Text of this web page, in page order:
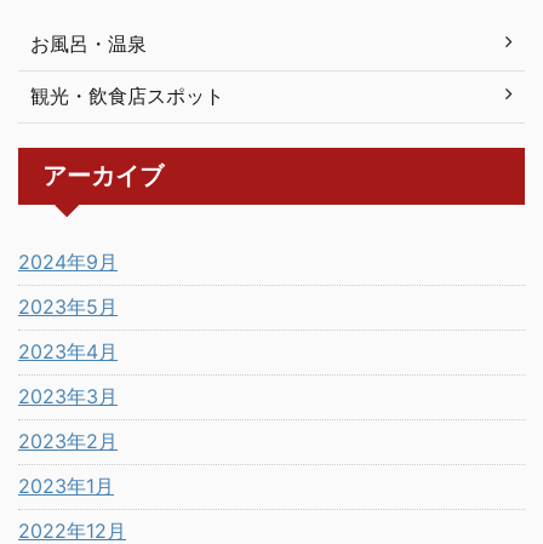
お風呂・温泉
観光・飲食店スポット
アーカイブ
2024年9月
2023年5月
2023年4月
2023年3月
2023年2月
2023年1月
2022年12月